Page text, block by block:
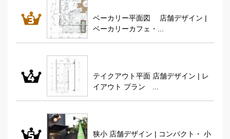
ベーカリー平面図 店舗デザイン |
ベーカリーカフェ・...
テイクアウト平面 店舗デザイン | レ
イアウト プラン ...
狭小 店舗デザイン | コンパクト・ 小